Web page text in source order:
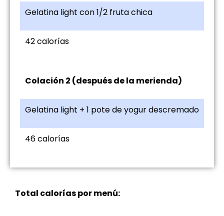
Gelatina light con 1/2 fruta chica
42 calorías
Colación 2 (después de la merienda)
Gelatina light + 1 pote de yogur descremado
46 calorías
Total calorías por menú: